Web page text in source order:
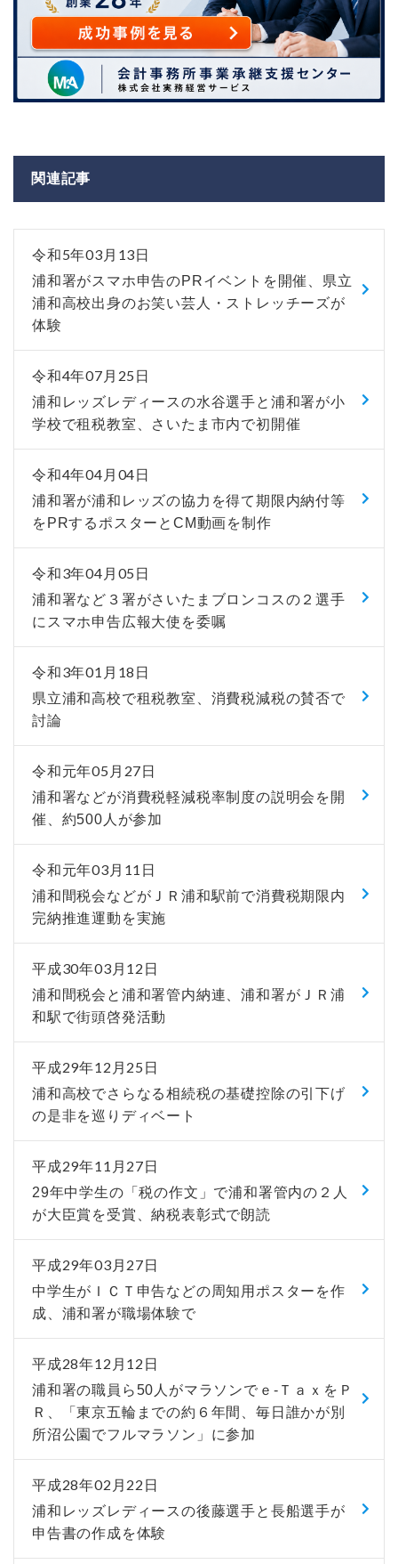
関連記事
令和5年03月13日
浦和署がスマホ申告のPRイベントを開催、県立
浦和高校出身のお笑い芸人・ストレッチーズが
体験
令和4年07月25日
浦和レッズレディースの水谷選手と浦和署が小
学校で租税教室、さいたま市内で初開催
令和4年04月04日
浦和署が浦和レッズの協力を得て期限内納付等
をPRするポスターとCM動画を制作
令和3年04月05日
浦和署など３署がさいたまブロンコスの２選手
にスマホ申告広報大使を委嘱
令和3年01月18日
県立浦和高校で租税教室、消費税減税の賛否で
討論
令和元年05月27日
浦和署などが消費税軽減税率制度の説明会を開
催、約500人が参加
令和元年03月11日
浦和間税会などがＪＲ浦和駅前で消費税期限内
完納推進運動を実施
平成30年03月12日
浦和間税会と浦和署管内納連、浦和署がＪＲ浦
和駅で街頭啓発活動
平成29年12月25日
浦和高校でさらなる相続税の基礎控除の引下げ
の是非を巡りディベート
平成29年11月27日
29年中学生の「税の作文」で浦和署管内の２人
が大臣賞を受賞、納税表彰式で朗読
平成29年03月27日
中学生がＩＣＴ申告などの周知用ポスターを作
成、浦和署が職場体験で
平成28年12月12日
浦和署の職員ら50人がマラソンでｅ-ＴａｘをＰ
Ｒ、「東京五輪までの約６年間、毎日誰かが別
所沼公園でフルマラソン」に参加
平成28年02月22日
浦和レッズレディースの後藤選手と長船選手が
申告書の作成を体験